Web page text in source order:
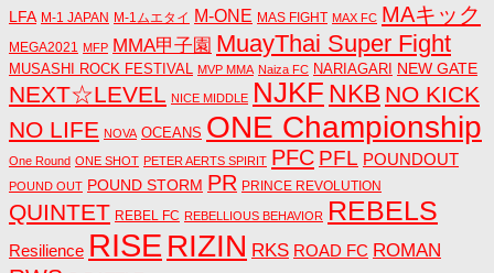
LFA M-1 JAPAN M-1ムエタイ M-ONE MAS FIGHT MAX FC MAキック
MEGA2021 MFP MMA甲子園 MuayThai Super Fight
MUSASHI ROCK FESTIVAL MVP MMA Naiza FC NARIAGARI NEW GATE
NEXT☆LEVEL NICE MIDDLE NJKF NKB NO KICK
NO LIFE NOVA OCEANS ONE Championship
One Round ONE SHOT PETER AERTS SPIRIT PFC PFL POUNDOUT
POUND OUT POUND STORM PR PRINCE REVOLUTION
QUINTET REBEL FC REBELLIOUS BEHAVIOR REBELS
Resilience RISE RIZIN RKS ROAD FC ROMAN